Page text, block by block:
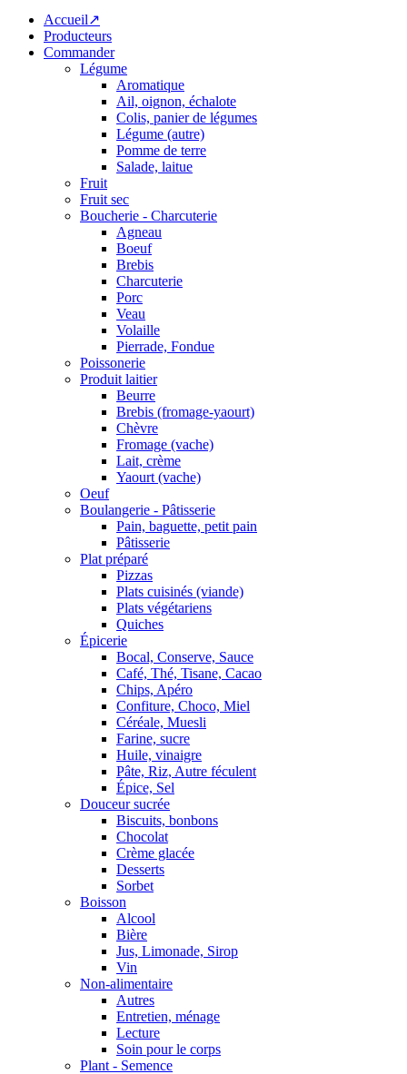
Accueil↗
Producteurs
Commander
Légume
Aromatique
Ail, oignon, échalote
Colis, panier de légumes
Légume (autre)
Pomme de terre
Salade, laitue
Fruit
Fruit sec
Boucherie - Charcuterie
Agneau
Boeuf
Brebis
Charcuterie
Porc
Veau
Volaille
Pierrade, Fondue
Poissonerie
Produit laitier
Beurre
Brebis (fromage-yaourt)
Chèvre
Fromage (vache)
Lait, crème
Yaourt (vache)
Oeuf
Boulangerie - Pâtisserie
Pain, baguette, petit pain
Pâtisserie
Plat préparé
Pizzas
Plats cuisinés (viande)
Plats végétariens
Quiches
Épicerie
Bocal, Conserve, Sauce
Café, Thé, Tisane, Cacao
Chips, Apéro
Confiture, Choco, Miel
Céréale, Muesli
Farine, sucre
Huile, vinaigre
Pâte, Riz, Autre féculent
Épice, Sel
Douceur sucrée
Biscuits, bonbons
Chocolat
Crème glacée
Desserts
Sorbet
Boisson
Alcool
Bière
Jus, Limonade, Sirop
Vin
Non-alimentaire
Autres
Entretien, ménage
Lecture
Soin pour le corps
Plant - Semence